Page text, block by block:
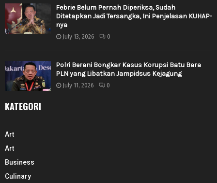
Febrie Belum Pernah Diperiksa, Sudah
Ditetapkan Jadi Tersangka, Ini Penjelasan KUHAP-
nya
July 13, 2026 0
Polri Berani Bongkar Kasus Korupsi Batu Bara
PLN yang Libatkan Jampidsus Kejagung
July 11, 2026 0
KATEGORI
Art
Art
Business
Culinary